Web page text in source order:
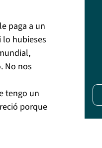
paga a un
lo hubieses
No nos
tengo un
porque